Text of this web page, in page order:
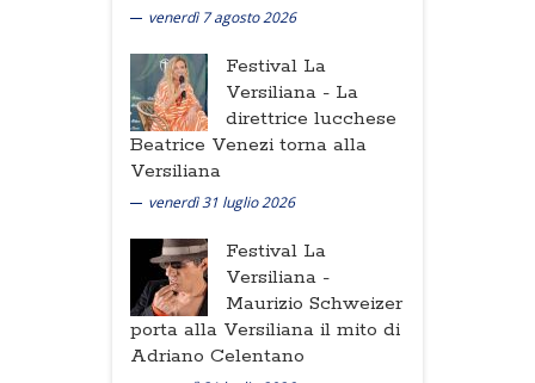
venerdì 7 agosto 2026
Festival La
Versiliana - La
direttrice lucchese
Beatrice Venezi torna alla
Versiliana
venerdì 31 luglio 2026
Festival La
Versiliana -
Maurizio Schweizer
porta alla Versiliana il mito di
Adriano Celentano